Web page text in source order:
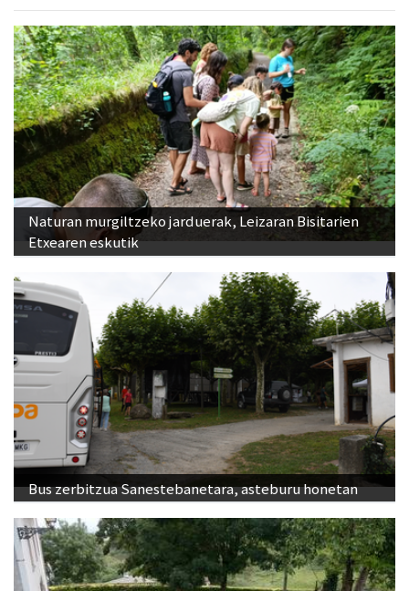
Naturan murgiltzeko jarduerak, Leizaran Bisitarien
Etxearen eskutik
Bus zerbitzua Sanestebanetara, asteburu honetan